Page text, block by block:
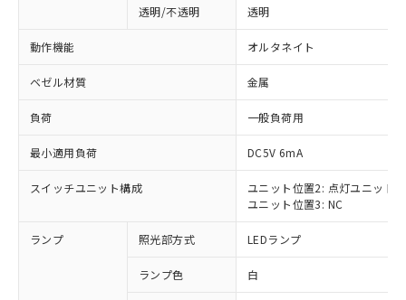
透明/不透明 透明
動作機能 オルタネイト
ベゼル材質 金属
負荷 一般負荷用
最小適用負荷 DC5V 6mA
スイッチユニット構成
ユニット位置2: 点灯ユニット
ユニット位置3: NC
ランプ 照光部方式 LEDランプ
ランプ色 白